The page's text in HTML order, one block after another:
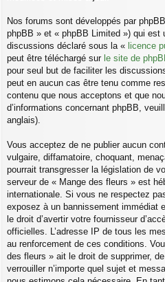
Nos forums sont développés par
phpBB » et « phpBB Limited ») qui est
discussions déclaré sous la « licence
peut être téléchargé sur le site de
pour seul but de faciliter les
peut en aucun cas être tenu comme
contenu que nous acceptons et que
d’informations concernant phpBB,
anglais).
Vous acceptez de ne publier aucun
vulgaire, diffamatoire, choquant,
pourrait transgresser la législation de
serveur de « Mange des fleurs » est
internationale. Si vous ne respectez
exposez à un bannissement immédiat
le droit d’avertir votre fournisseur
officielles. L’adresse IP de tous les
au renforcement de ces conditions.
des fleurs » ait le droit de supprimer,
verrouiller n’importe quel sujet et